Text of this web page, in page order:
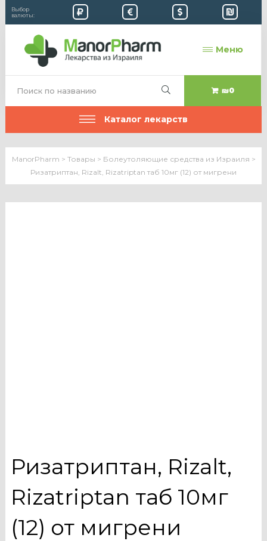
Выбор
валюты:
Меню
₪0
Каталог лекарств
ManorPharm > Товары > Болеутоляющие средства из Израиля >
Ризатриптан, Rizalt, Rizatriptan таб 10мг (12) от мигрени
Ризатриптан, Rizalt,
Rizatriptan таб 10мг
(12) от мигрени